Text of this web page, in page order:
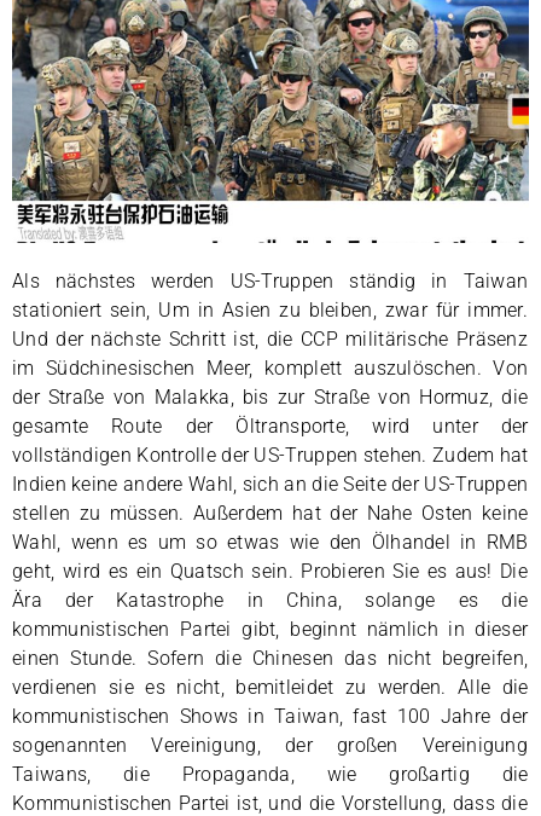
Als nächstes werden US-Truppen ständig in Taiwan
stationiert sein, Um in Asien zu bleiben, zwar für immer.
Und der nächste Schritt ist, die CCP militärische Präsenz
im Südchinesischen Meer, komplett auszulöschen. Von
der Straße von Malakka, bis zur Straße von Hormuz, die
gesamte Route der Öltransporte, wird unter der
vollständigen Kontrolle der US-Truppen stehen. Zudem hat
Indien keine andere Wahl, sich an die Seite der US-Truppen
stellen zu müssen. Außerdem hat der Nahe Osten keine
Wahl, wenn es um so etwas wie den Ölhandel in RMB
geht, wird es ein Quatsch sein. Probieren Sie es aus! Die
Ära der Katastrophe in China, solange es die
kommunistischen Partei gibt, beginnt nämlich in dieser
einen Stunde. Sofern die Chinesen das nicht begreifen,
verdienen sie es nicht, bemitleidet zu werden. Alle die
kommunistischen Shows in Taiwan, fast 100 Jahre der
sogenannten Vereinigung, der großen Vereinigung
Taiwans, die Propaganda, wie großartig die
Kommunistischen Partei ist, und die Vorstellung, dass die